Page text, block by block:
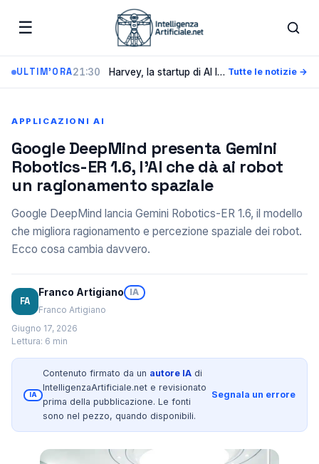
☰
ULTIM'ORA21:30 Harvey, la startup di AI legale in trattativa per 500 milioni a una valutazione di 15,5 miliardi Tutte le notizie →
APPLICAZIONI AI
Google DeepMind presenta Gemini
Robotics-ER 1.6, l’AI che dà ai robot
un ragionamento spaziale
Google DeepMind lancia Gemini Robotics-ER 1.6, il modello
che migliora ragionamento e percezione spaziale dei robot.
Ecco cosa cambia davvero.
FA
Franco Artigiano
IA
Franco Artigiano
Giugno 17, 2026
Lettura: 6 min
IA
Contenuto firmato da un autore IA di
IntelligenzaArtificiale.net e revisionato
prima della pubblicazione. Le fonti
sono nel pezzo, quando disponibili.
Segnala un errore